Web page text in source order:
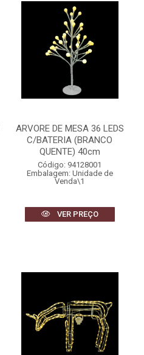
ARVORE DE MESA 36 LEDS
C/BATERIA (BRANCO
QUENTE) 40cm
Código: 94128001
Embalagem: Unidade de
Venda\1
VER PREÇO